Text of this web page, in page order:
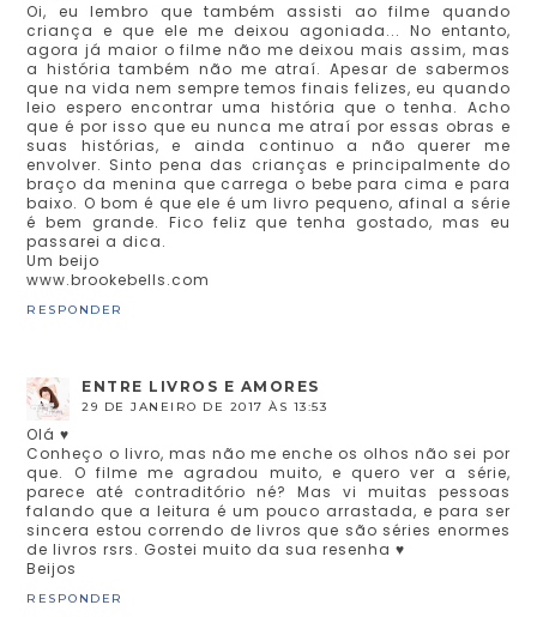
Oi, eu lembro que também assisti ao filme quando
criança e que ele me deixou agoniada... No entanto,
agora já maior o filme não me deixou mais assim, mas
a história também não me atraí. Apesar de sabermos
que na vida nem sempre temos finais felizes, eu quando
leio espero encontrar uma história que o tenha. Acho
que é por isso que eu nunca me atraí por essas obras e
suas histórias, e ainda continuo a não querer me
envolver. Sinto pena das crianças e principalmente do
braço da menina que carrega o bebe para cima e para
baixo. O bom é que ele é um livro pequeno, afinal a série
é bem grande. Fico feliz que tenha gostado, mas eu
passarei a dica.
Um beijo
www.brookebells.com
RESPONDER
ENTRE LIVROS E AMORES
29 DE JANEIRO DE 2017 ÀS 13:53
Olá ♥
Conheço o livro, mas não me enche os olhos não sei por
que. O filme me agradou muito, e quero ver a série,
parece até contraditório né? Mas vi muitas pessoas
falando que a leitura é um pouco arrastada, e para ser
sincera estou correndo de livros que são séries enormes
de livros rsrs. Gostei muito da sua resenha ♥
Beijos
RESPONDER